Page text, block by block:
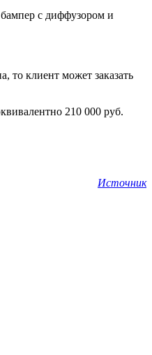
с диффузором и
то клиент может заказать
210 000 руб.
Источник